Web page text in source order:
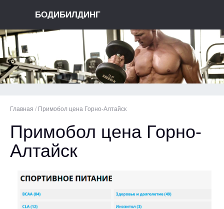
БОДИБИЛДИНГ
Главная / Примобол цена Горно-Алтайск
Примобол цена Горно-
Алтайск